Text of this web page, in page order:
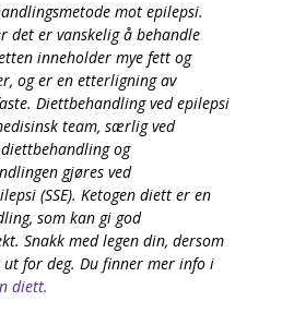
mot epilepsi.
det er vanskelig å behandle
inneholder mye fett og
og er en etterligning av
Diettbehandling ved epilepsi
team, særlig ved
og
gjøres ved
(SSE). Ketogen diett er en
som kan gi god
Snakk med legen din, dersom
for deg. Du finner mer info i
diett.